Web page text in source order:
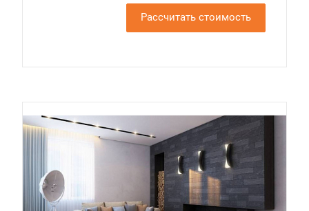
Рассчитать стоимость